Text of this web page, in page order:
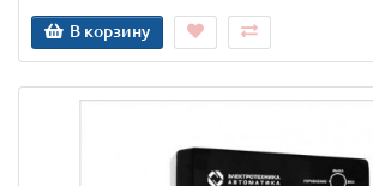
В корзину